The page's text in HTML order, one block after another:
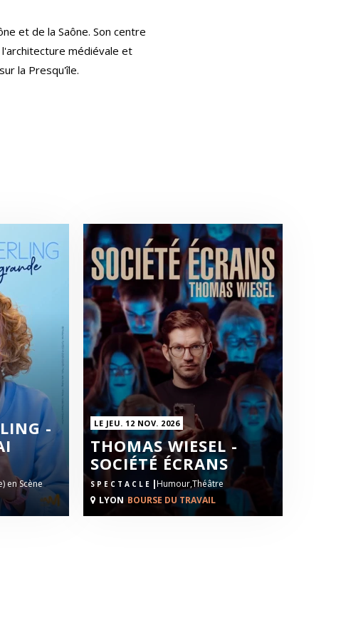
et de la Saône. Son centre
médiévale et
la Presqu'île.
-
en Scène
LE JEU. 12 NOV. 2026
THOMAS WIESEL -
SOCIÉTÉ ÉCRANS
SPECTACLE |Humour,Théâtre
LYON BOURSE DU TRAVAIL